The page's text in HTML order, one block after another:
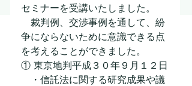
セミナーを受講いたしました。
裁判例、交渉事例を通して、紛
争にならないために意識できる点
を考えることができました。
① 東京地判平成３０年９月１２日
・信託法に関する研究成果や議